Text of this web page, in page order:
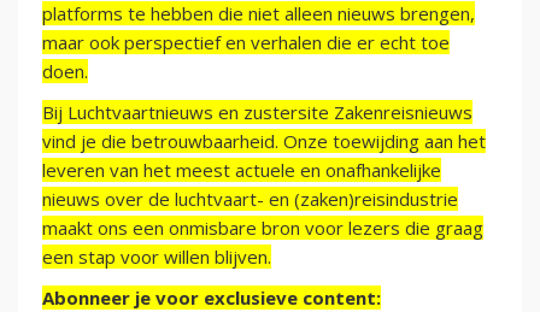
platforms te hebben die niet alleen nieuws brengen,
maar ook perspectief en verhalen die er echt toe
doen.
Bij Luchtvaartnieuws en zustersite Zakenreisnieuws
vind je die betrouwbaarheid. Onze toewijding aan het
leveren van het meest actuele en onafhankelijke
nieuws over de luchtvaart- en (zaken)reisindustrie
maakt ons een onmisbare bron voor lezers die graag
een stap voor willen blijven.
Abonneer je voor exclusieve content: